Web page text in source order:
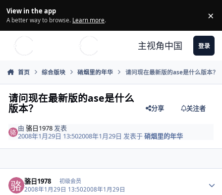
View in the app
A better way to browse. Learn more. ×
主视角中国 登录
首页 综合版块 硝烟里的年华 请问现在最新版的ase是什么版本？
请问现在最新版的ase是什么
版本？ 分享 关注者
由骆日1978 发表
2008年1月29日 13:502008年1月29日 发表于硝烟里的年华
骆日1978 初级会员
2008年1月29日 13:502008年1月29日